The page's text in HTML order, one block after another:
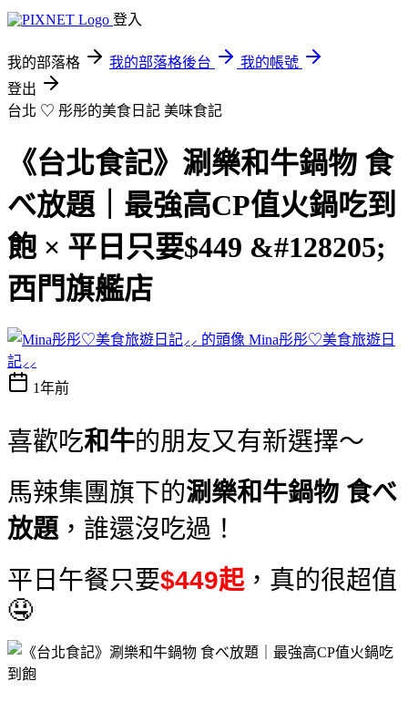
登入
我的部落格 我的部落格後台
我的帳號
登出
台北 ♡ 彤彤的美食日記 美味食記
《台北食記》涮樂和牛鍋物 食
べ放題｜最強高CP值火鍋吃到
飽 × 平日只要$449 &#128205;
西門旗艦店
Mina彤彤♡美食旅遊日
記⸝⸝
1年前
喜歡吃和牛的朋友又有新選擇～
馬辣集團旗下的涮樂和牛鍋物 食べ
放題，誰還沒吃過！
平日午餐只要$449起，真的很超值
🤤